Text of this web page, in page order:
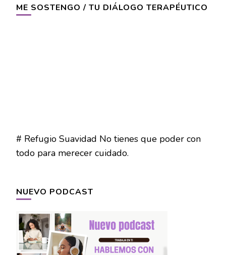
ME SOSTENGO / TU DIÁLOGO TERAPÉUTICO
# Refugio Suavidad No tienes que poder con
todo para merecer cuidado.
NUEVO PODCAST